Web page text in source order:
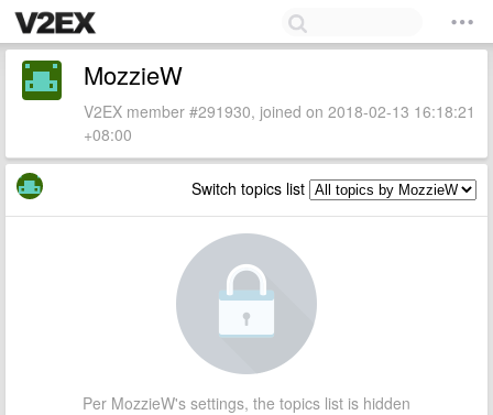
MozzieW
V2EX member #291930, joined on 2018-02-13 16:18:21
+08:00
Switch topics list
Per MozzieW's settings, the topics list is hidden